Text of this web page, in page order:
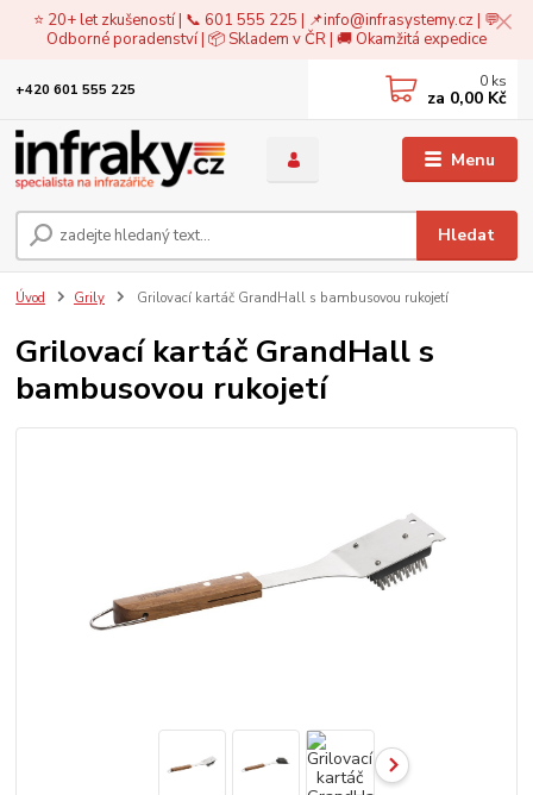
⭐ 20+ let zkušeností | 📞 601 555 225 | 📌info@infrasystemy.cz| 💬
Odborné poradenství | 📦 Skladem v ČR | 🚚 Okamžitá expedice
Menu
Hledat
+420 601 555 225 0 ks
za 0,00 Kč
Úvod Grily Grilovací kartáč GrandHall s bambusovou rukojetí
Grilovací kartáč GrandHall s
bambusovou rukojetí